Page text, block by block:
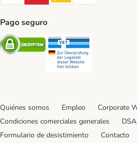
Pago seguro
Security
Quiénes somos Empleo Corporate
Condiciones comerciales generales
DSA
Formulario de desistimiento
Contacto